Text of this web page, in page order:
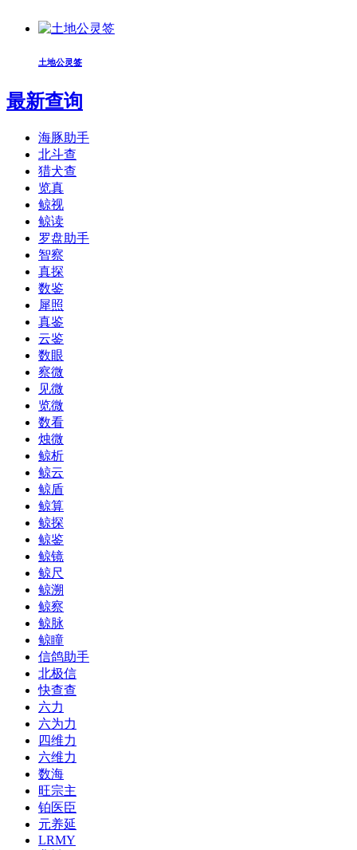
土地公灵签
最新查询
海豚助手
北斗查
猎犬查
览真
鲸视
鲸读
罗盘助手
智察
真探
数鉴
犀照
真鉴
云鉴
数眼
察微
见微
览微
数看
烛微
鲸析
鲸云
鲸盾
鲸算
鲸探
鲸鉴
鲸镜
鲸尺
鲸溯
鲸察
鲸脉
鲸瞳
信鸽助手
北极信
快查查
六力
六为力
四维力
六维力
数海
旺宗主
铂医臣
元养延
LRMY